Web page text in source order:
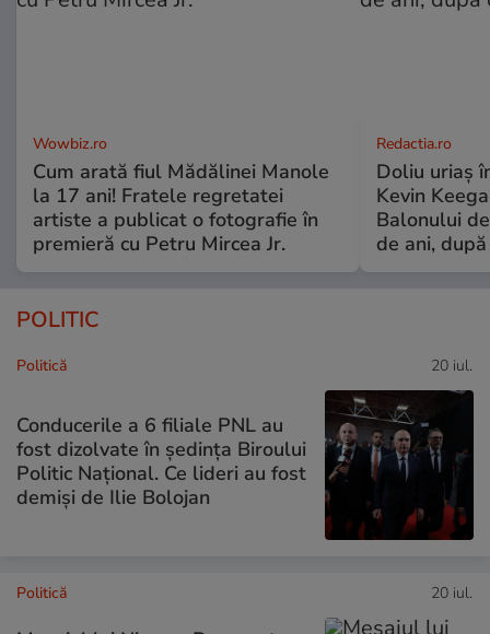
Wowbiz.ro
Cum arată fiul Mădălinei Manole
la 17 ani! Fratele regretatei
artiste a publicat o fotografie în
premieră cu Petru Mircea Jr.
Redactia.ro
Doliu uriaș
Kevin
Balonului
de ani,
POLITIC
Politică 20 iul.
Conducerile a 6 filiale PNL au
fost dizolvate în ședința Biroului
Politic Național. Ce lideri au fost
demiși de Ilie Bolojan
Politică 20 iul.